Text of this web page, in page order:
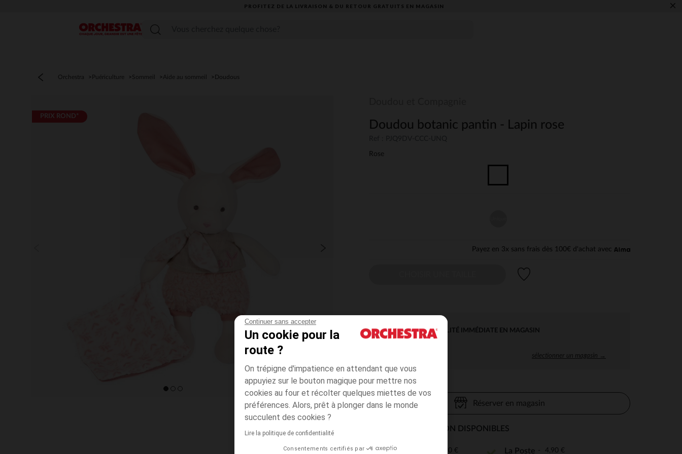
Continuer sans accepter
Un cookie pour la
route ?
On trépigne d'impatience en attendant que vous
appuyiez sur le bouton magique pour mettre nos
cookies au four et récolter quelques miettes de vos
préférences. Alors, prêt à plonger dans le monde
succulent des cookies ?
Lire la politique de confidentialité
Consentements certifiés par
PROFITEZ DE LA LIVRAISON & DU RETOUR GRATUITS EN MAGASIN​ ×
Menu
Orchestra Puériculture Sommeil Aide au sommeil Doudous
PRIX ROND*
Doudou botanic pantin - Lapin rose
Rose
Payez en 3x sans frais dès 100€ d'achat avec
DISPONIBILITÉ IMMÉDIATE EN MAGASIN
sélectionner un magasin →
Réserver en magasin
MODES DE LIVRAISON DISPONIBLES
Point Relais 4,90 € La Poste 4,90 €